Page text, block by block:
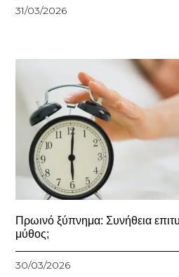
31/03/2026
Πρωινό ξύπνημα: Συνήθεια
μύθος;
30/03/2026